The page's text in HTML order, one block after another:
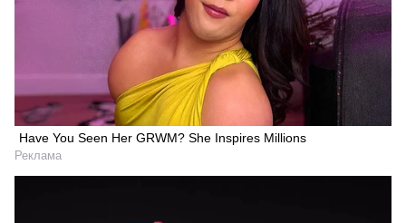
Have You Seen Her GRWM? She Inspires Millions
Реклама